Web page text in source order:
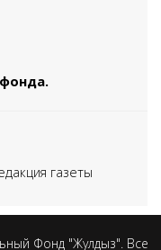
газеты
Фонд "Жулдыз". Все